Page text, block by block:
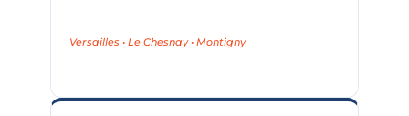
Versailles • Le Chesnay • Montigny